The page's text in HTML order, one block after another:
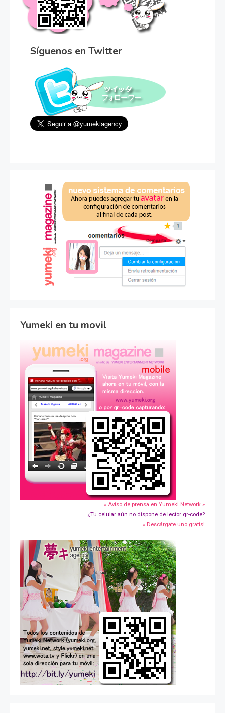
Síguenos en Twitter
Yumeki en tu movil
» Aviso de prensa en Yumeki Network »
¿Tu celular aún no dispone de lector qr-code?
» Descárgate uno gratis!